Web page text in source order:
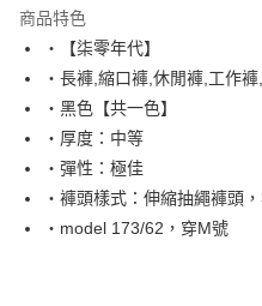
Apple Pay
街口支付
悠遊付
Google Pay
AFTEE先享後付
商品特色
‧【柒零年代】
‧長褲,縮口褲,休閒褲,工作褲
‧黑色【共一色】
‧厚度：中等
‧彈性：極佳
‧褲頭樣式：伸縮抽繩褲頭
‧model 173/62，穿M號